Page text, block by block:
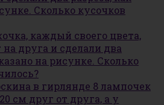
Сколько кусочков
каждый своего цвета,
друга и сделали два
на рисунке. Сколько
в гирлянде 8 лампочек
см друг от друга, а у